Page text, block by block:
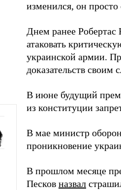
изменился, он
Днем ранее Робертас
атаковать
украинской армии.
доказательств своим
В июне будущий
из конституции
В мае министр
проникновение
В прошлом месяце
Песков назвал